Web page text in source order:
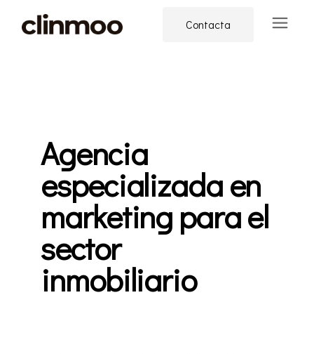
Contacta
Agencia
especializada en
marketing para el
sector
inmobiliario